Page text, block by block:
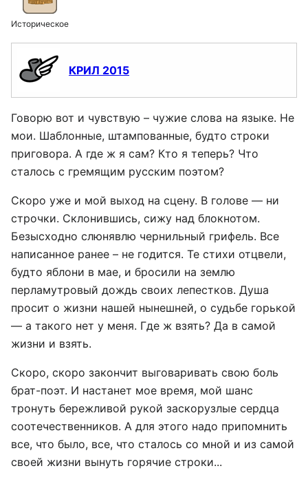
Историческое
КРИЛ 2015
Говорю вот и чувствую – чужие слова на языке. Не
мои. Шаблонные, штампованные, будто строки
приговора. А где ж я сам? Кто я теперь? Что
сталось с гремящим русским поэтом?
Скоро уже и мой выход на сцену. В голове — ни
строчки. Склонившись, сижу над блокнотом.
Безысходно слюнявлю чернильный грифель. Все
написанное ранее – не годится. Те стихи отцвели,
будто яблони в мае, и бросили на землю
перламутровый дождь своих лепестков. Душа
просит о жизни нашей нынешней, о судьбе горькой
— а такого нет у меня. Где ж взять? Да в самой
жизни и взять.
Скоро, скоро закончит выговаривать свою боль
брат-поэт. И настанет мое время, мой шанс
тронуть бережливой рукой заскорузлые сердца
соотечественников. А для этого надо припомнить
все, что было, все, что сталось со мной и из самой
своей жизни вынуть горячие строки...